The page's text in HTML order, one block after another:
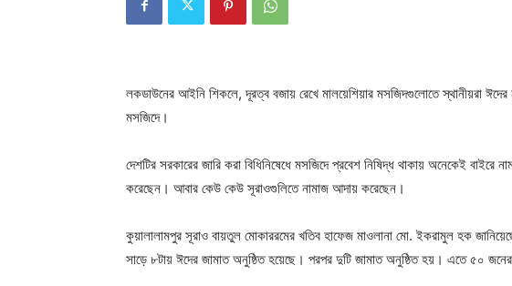
লকডাউনের আইনি শিকলে, দূরত্ব বজায় রেখে মালয়েশিয়ার মসজিদগুলোতে স্থানীয়রা ঈদের
মসজিদে।
দেশটির সরকারের জারি করা বিধিনিষেধে মসজিদে প্রবেশ নিষিদ্ধ থাকায় অনেকেই
করেছেন। আবার কেউ কেউ সূরাওগুলিতে নামাজ আদায় করেছেন।
কুয়ালালামপুর সূরাও বায়তুল মোকাররমের খতিব হাফেজ মাওলানা মো. ইকরামুল হক
সাড়ে ৮টায় ঈদের জামাত অনুষ্ঠিত হয়েছে। পরপর দুটি জামাত অনুষ্ঠিত হয়। এতে ৫০